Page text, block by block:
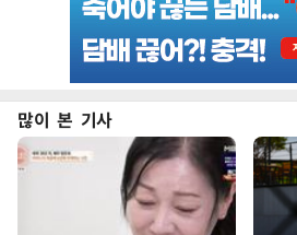
많이 본 기사